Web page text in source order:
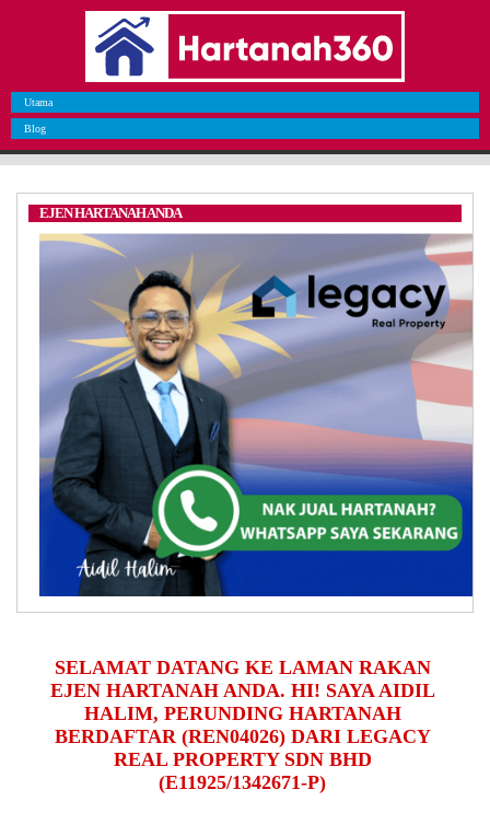
Utama
Blog
EJEN HARTANAH ANDA
SELAMAT DATANG KE LAMAN RAKAN
EJEN HARTANAH ANDA. HI! SAYA AIDIL
HALIM, PERUNDING HARTANAH
BERDAFTAR (REN04026) DARI LEGACY
REAL PROPERTY SDN BHD
(E11925/1342671-P)